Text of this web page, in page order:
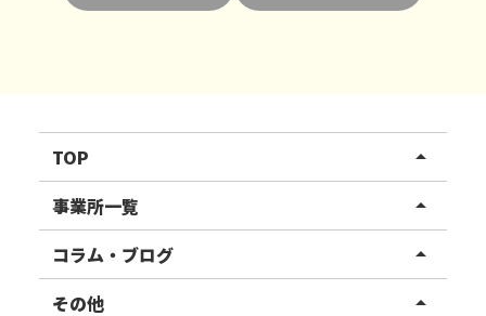
TOP arrow_drop_up
リハスワーク
リハスファーム
事業所一覧 arrow_drop_up
関東エリア
東北エリア
コラム・ブログ arrow_drop_up
事業所ブログ
その他 arrow_drop_up